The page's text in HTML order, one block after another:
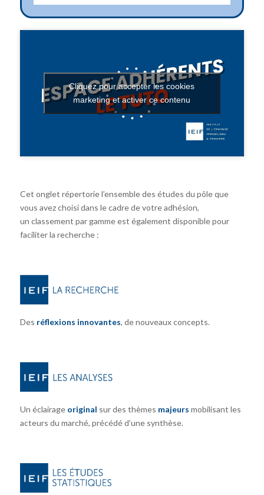
Cliquez pour accepter les cookies
marketing et activer ce contenu
Cet onglet répertorie l’ensemble des études du pôle que
vous avez choisi dans le cadre de votre adhésion,
un classement par gamme est également disponible pour
faciliter la recherche :
Des réflexions innovantes, de nouveaux concepts.
Un éclairage original sur des thèmes majeurs mobilisant les
acteurs du marché, précédé d’une synthèse.